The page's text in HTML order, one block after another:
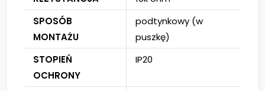
SPOSÓB
MONTAŻU
podtynkowy (w
puszkę)
STOPIEŃ
OCHRONY
IP20